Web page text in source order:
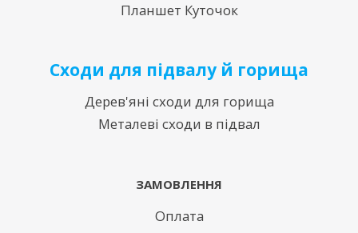
Планшет Куточок
Сходи для підвалу й горища
Дерев'яні сходи для горища
Металеві сходи в підвал
ЗАМОВЛЕННЯ
Оплата